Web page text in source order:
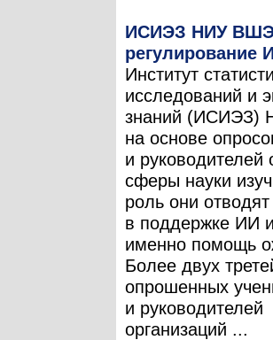
ИСИЭЗ НИУ
регулирование
Институт
исследований и
знаний (ИСИЭЗ)
на основе
и руководителей
сферы науки
роль они отводят
в поддержке ИИ
именно помощь
Более двух
опрошенных
и руководителей
организаций ...